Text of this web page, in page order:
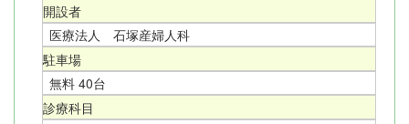
開設者
医療法人 石塚産婦人科
駐車場
無料 40台
診療科目